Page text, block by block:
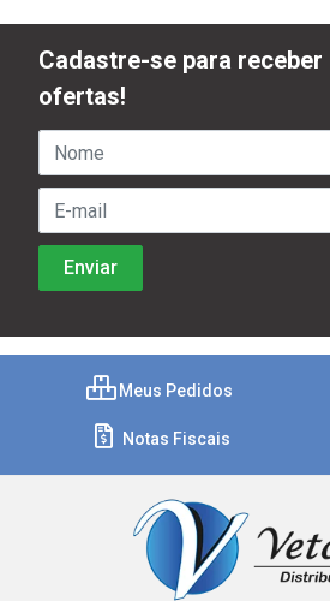
Cadastre-se para receber
ofertas!
Meus Pedidos
Notas Fiscais